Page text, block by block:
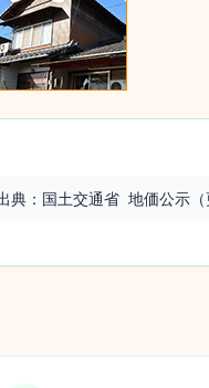
典：国土交通省 地価公示